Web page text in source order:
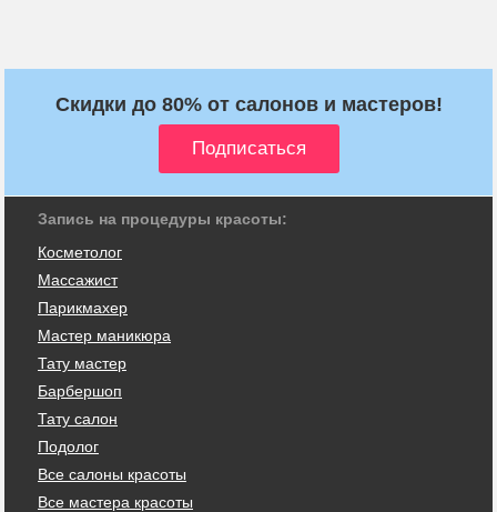
Скидки до 80% от салонов и мастеров!
Запись на процедуры красоты:
Косметолог
Массажист
Парикмахер
Мастер маникюра
Тату мастер
Барбершоп
Тату салон
Подолог
Все салоны красоты
Все мастера красоты